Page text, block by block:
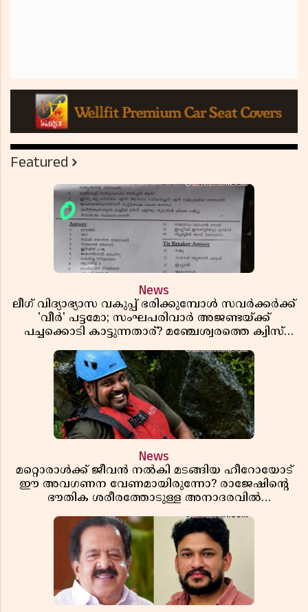
Featured
News
ലീഗ് വിദ്യാഭ്യാസ വകുപ്പ് ഭരിക്കുമ്പോൾ സവർക്കർക്ക്
'വീർ' പട്ടമോ; സംഘപരിവാർ അജണ്ടയ്ക്ക്
പച്ചക്കൊടി കാട്ടുന്നതാര്? മഞ്ചേശ്വരത്തെ ക്വിസ്
News
മറ്റൊരാൾക്ക് ജീവൻ നൽകി മടങ്ങിയ ഹീറോയോട്
ഈ അവഗണന വേണമായിരുന്നോ? രാജേഷിൻ്റെ
ഭൗതിക ശരീരത്തോടുള്ള അനാദരവിൽ